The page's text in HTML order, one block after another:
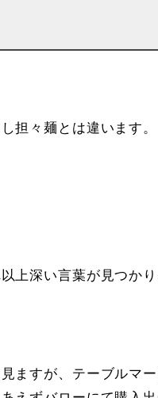
担々麺とは違います。
上深い言葉が見つか
ますが、テーブルマ